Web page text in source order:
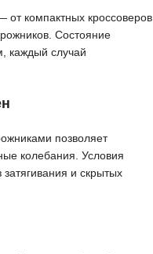
компактных кроссоверов
Состояние
каждый случай
позволяет
колебания. Условия
и скрытых